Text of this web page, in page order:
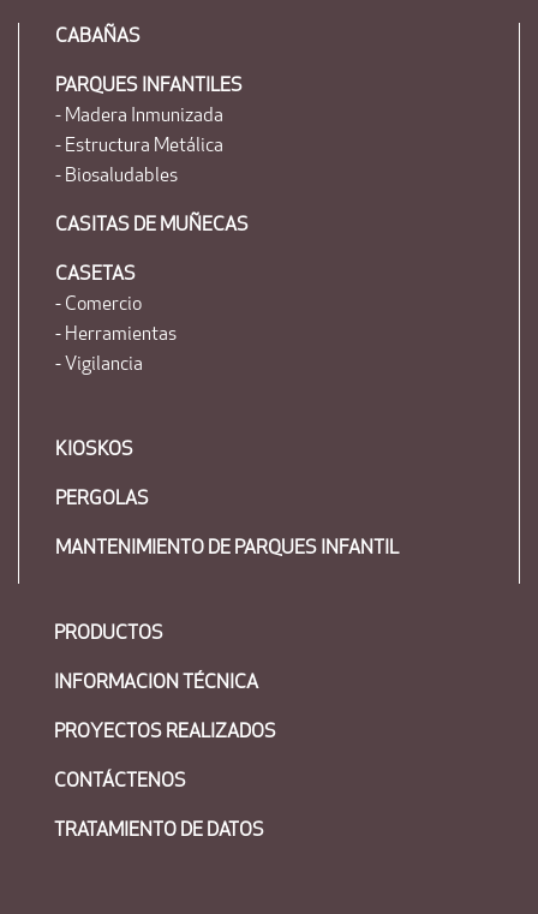
CABAÑAS
PARQUES INFANTILES
- Madera Inmunizada
- Estructura Metálica
- Biosaludables
CASITAS DE MUÑECAS
CASETAS
- Comercio
- Herramientas
- Vigilancia
KIOSKOS
PERGOLAS
MANTENIMIENTO DE PARQUES INFANTIL
PRODUCTOS
INFORMACION TÉCNICA
PROYECTOS REALIZADOS
CONTÁCTENOS
TRATAMIENTO DE DATOS